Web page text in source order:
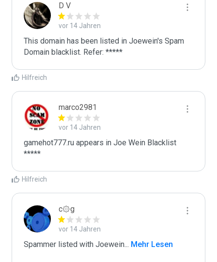
D V
vor 14 Jahren
This domain has been listed in Joewein's Spam
Domain blacklist. Refer: *****
Hilfreich
marco2981
vor 14 Jahren
gamehot777.ru appears in Joe Wein Blacklist
*****
Hilfreich
c۞g
vor 14 Jahren
Spammer listed with Joewein... Mehr Lesen